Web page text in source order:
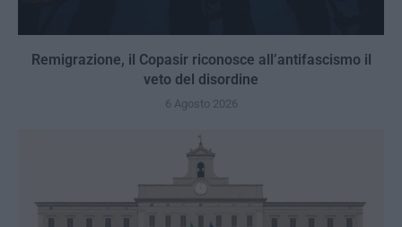
Remigrazione, il Copasir riconosce all’antifascismo il
veto del disordine
6 Agosto 2026